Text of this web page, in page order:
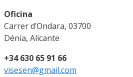
Oficina
Carrer d’Ondara, 03700
Dénia, Alicante
+34 630 65 91 66
visesen@gmail.com